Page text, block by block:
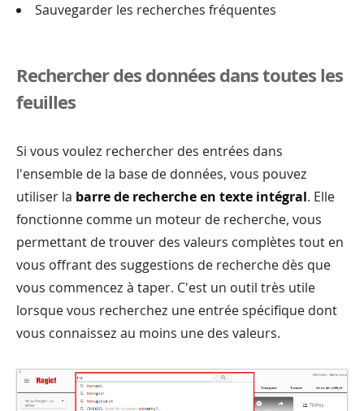
Sauvegarder les recherches fréquentes
Rechercher des données dans toutes les
feuilles
Si vous voulez rechercher des entrées dans
l'ensemble de la base de données, vous pouvez
utiliser la barre de recherche en texte intégral. Elle
fonctionne comme un moteur de recherche, vous
permettant de trouver des valeurs complètes tout en
vous offrant des suggestions de recherche dès que
vous commencez à taper. C'est un outil très utile
lorsque vous recherchez une entrée spécifique dont
vous connaissez au moins une des valeurs.